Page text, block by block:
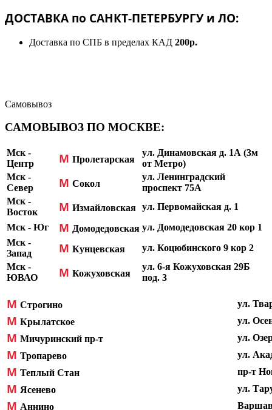
ДОСТАВКА по САНКТ-ПЕТЕРБУРГУ и ЛО:
Доставка по СПБ в пределах КАД 200р.
Самовывоз
САМОВЫВОЗ ПО МОСКВЕ:
Мск -
Центр
М Пролетарская
ул. Динамовская д. 1А (3м
от Метро)
Мск -
Север
М Сокол
ул. Ленинградский
проспект 75А
Мск -
Восток
М Измайловская ул. Первомайская д. 1
Мск - Юг
М Домодедовская ул. Домодедовская 20 кор 1
Мск -
Запад
М Кунцевская
ул. Коцюбинского 9 кор 2
Мск -
ЮВАО
М Кожуховская
ул. 6-я Кожуховская 29Б
под. 3
М Строгино ул.
М Крылатское ул.
М Мичуринский пр-т ул.
М Тропарево ул.
М Теплый Стан пр-т
М Ясенево ул.
М Аннино